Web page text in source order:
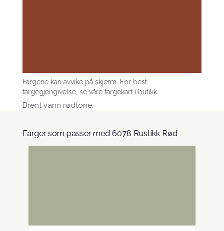
Fargene kan avvike på skjerm. For best
fargegjengivelse, se våre fargekart i butikk.
Brent varm rødtone.
Farger som passer med 6078 Rustikk Rød